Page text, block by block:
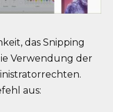
das Snipping
Verwendung der
aus: